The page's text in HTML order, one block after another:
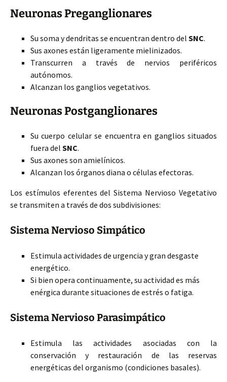
Neuronas Preganglionares
Su soma y dendritas se encuentran dentro del SNC.
Sus axones están ligeramente mielinizados.
Transcurren a través de nervios periféricos
autónomos.
Alcanzan los ganglios vegetativos.
Neuronas Postganglionares
Su cuerpo celular se encuentra en ganglios situados
fuera del SNC.
Sus axones son amielínicos.
Alcanzan los órganos diana o células efectoras.
Los estímulos eferentes del Sistema Nervioso Vegetativo
se transmiten a través de dos subdivisiones:
Sistema Nervioso Simpático
Estimula actividades de urgencia y gran desgaste
energético.
Si bien opera continuamente, su actividad es más
enérgica durante situaciones de estrés o fatiga.
Sistema Nervioso Parasimpático
Estimula las actividades asociadas con la
conservación y restauración de las reservas
energéticas del organismo (condiciones basales).